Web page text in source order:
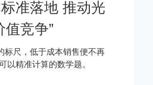
准落地 推动光
值竞争”
标尺，低于成本销售便不再
以精准计算的数学题。